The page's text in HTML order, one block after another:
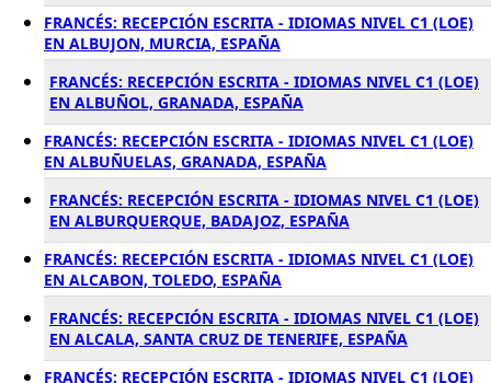
FRANCÉS: RECEPCIÓN ESCRITA - IDIOMAS NIVEL C1 (LOE)
EN ALBUJON, MURCIA, ESPAÑA
FRANCÉS: RECEPCIÓN ESCRITA - IDIOMAS NIVEL C1 (LOE)
EN ALBUÑOL, GRANADA, ESPAÑA
FRANCÉS: RECEPCIÓN ESCRITA - IDIOMAS NIVEL C1 (LOE)
EN ALBUÑUELAS, GRANADA, ESPAÑA
FRANCÉS: RECEPCIÓN ESCRITA - IDIOMAS NIVEL C1 (LOE)
EN ALBURQUERQUE, BADAJOZ, ESPAÑA
FRANCÉS: RECEPCIÓN ESCRITA - IDIOMAS NIVEL C1 (LOE)
EN ALCABON, TOLEDO, ESPAÑA
FRANCÉS: RECEPCIÓN ESCRITA - IDIOMAS NIVEL C1 (LOE)
EN ALCALA, SANTA CRUZ DE TENERIFE, ESPAÑA
FRANCÉS: RECEPCIÓN ESCRITA - IDIOMAS NIVEL C1 (LOE)